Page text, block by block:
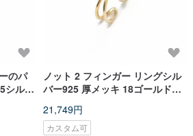
のパ
シルバ
ッ
ノット 2 フィンガー リングシル
バー925 厚メッキ 18ゴールドノ
21,749円
カスタム可